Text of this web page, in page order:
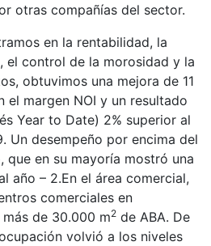
otras compañías del sector.
en la rentabilidad, la
el control de la morosidad y la
obtuvimos una mejora de 11
el margen NOI y un resultado
Year to Date) 2% superior al
Un desempeño por encima del
que en su mayoría mostró una
año – 2.En el área comercial,
comerciales en
de 30.000 m2 de ABA. De
volvió a los niveles